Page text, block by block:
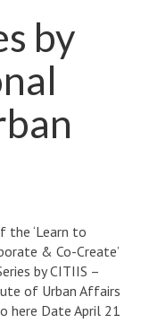
by
the ‘Learn to
& Co-Create’
by CITIIS –
of Urban Affairs
here Date April 21